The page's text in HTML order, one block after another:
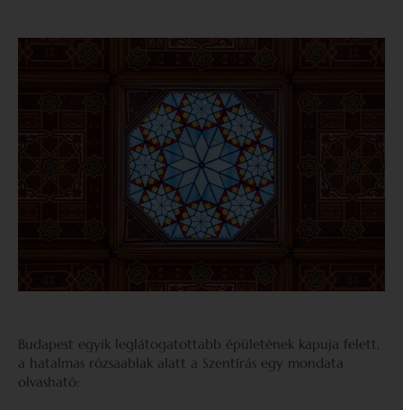
Budapest egyik leglátogatottabb épületének kapuja felett,
a hatalmas rózsaablak alatt a Szentírás egy mondata
olvasható: